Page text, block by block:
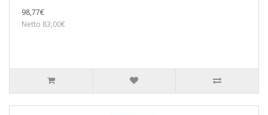
98,77€
Netto 83,00€